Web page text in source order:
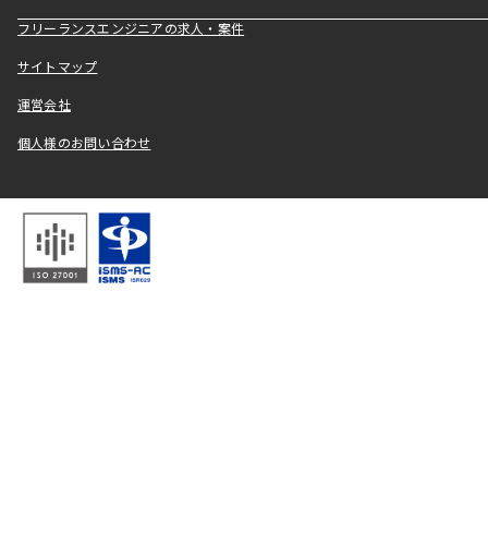
フリーランスエンジニアの求人・案件
サイトマップ
運営会社
個人様のお問い合わせ